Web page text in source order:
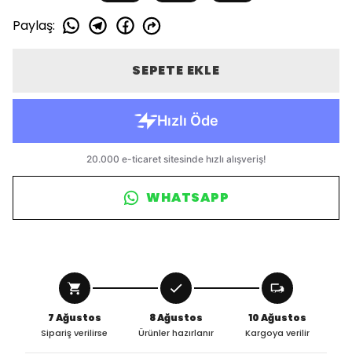
Paylaş:
SEPETE EKLE
WHATSAPP
7 Ağustos
Sipariş verilirse
8 Ağustos
Ürünler hazırlanır
10 Ağustos
Kargoya verilir